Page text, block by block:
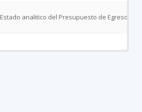
Estado analitico del Presupuesto de Egresos